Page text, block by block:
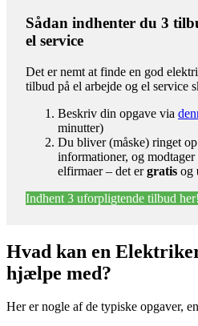
Sådan indhenter du 3
el service
Det er nemt at finde en god
tilbud på el arbejde og el service
Beskriv din opgave via
minutter)
Du bliver (måske) ringet
informationer, og
elfirmaer – det ergratis og
Indhent 3 uforpligtende tilbud her!
Hvad kan en
hjælpe med?
Her er nogle af de typiske opgaver,